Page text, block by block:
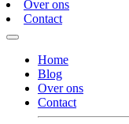
Over ons
Contact
Home
Blog
Over ons
Contact